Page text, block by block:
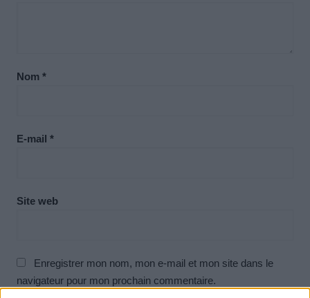
Nom *
E-mail *
Site web
Enregistrer mon nom, mon e-mail et mon site dans le
navigateur pour mon prochain commentaire.